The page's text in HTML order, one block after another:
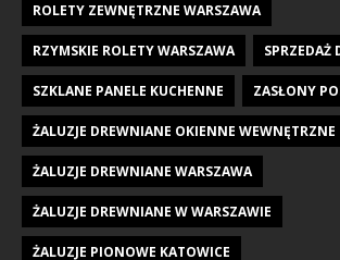
ROLETY ZEWNĘTRZNE WARSZAWA
RZYMSKIE ROLETY WARSZAWA SPRZEDAŻ
SZKLANE PANELE KUCHENNE ZASŁONY
ŻALUZJE DREWNIANE OKIENNE WEWNĘTRZNE
ŻALUZJE DREWNIANE WARSZAWA
ŻALUZJE DREWNIANE W WARSZAWIE
ŻALUZJE PIONOWE KATOWICE